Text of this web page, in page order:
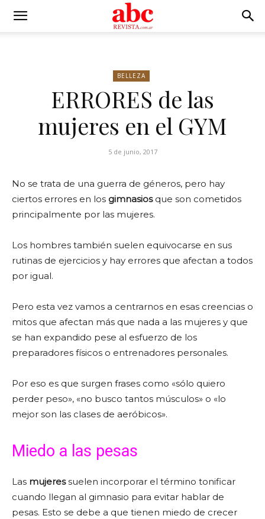
BELLEZA
ERRORES de las
mujeres en el GYM
5 de junio, 2017
No se trata de una guerra de géneros, pero hay
ciertos errores en los gimnasiosque son cometidos
principalmente por las mujeres.
Los hombres también suelen equivocarse en sus
rutinas de ejercicios y hay errores que afectan a todos
por igual.
Pero esta vez vamos a centrarnos en esas creencias o
mitos que afectan más que nada a las mujeres y que
se han expandido pese al esfuerzo de los
preparadores físicos o entrenadores personales.
Por eso es que surgen frases como «sólo quiero
perder peso», «no busco tantos músculos» o «lo
mejor son las clases de aeróbicos».
Miedo a las pesas
Las mujeressuelen incorporar el término tonificar
cuando llegan al gimnasio para evitar hablar de
pesas. Esto se debe a que tienen miedo de crecer